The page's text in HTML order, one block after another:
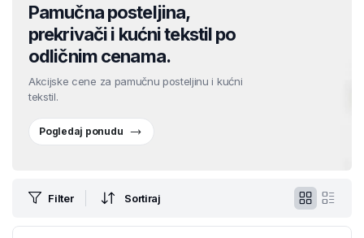
Pamučna posteljina,
prekrivači i kućni tekstil po
odličnim cenama.
Akcijske cene za pamučnu posteljinu i kućni
tekstil.
Pogledaj ponudu
Filter Sortiraj